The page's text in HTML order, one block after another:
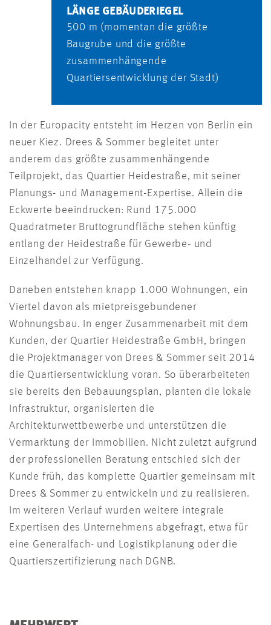
LÄNGE GEBÄUDERIEGEL
500 m (momentan die größte
Baugrube und die größte
zusammenhängende
Quartiersentwicklung der Stadt)
In der Europacity entsteht im Herzen von Berlin ein
neuer Kiez. Drees & Sommer begleitet unter
anderem das größte zusammenhängende
Teilprojekt, das Quartier Heidestraße, mit seiner
Planungs- und Management-Expertise. Allein die
Eckwerte beeindrucken: Rund 175.000
Quadratmeter Bruttogrundfläche stehen künftig
entlang der Heidestraße für Gewerbe- und
Einzelhandel zur Verfügung.
Daneben entstehen knapp 1.000 Wohnungen, ein
Viertel davon als mietpreisgebundener
Wohnungsbau. In enger Zusammenarbeit mit dem
Kunden, der Quartier Heidestraße GmbH, bringen
die Projektmanager von Drees & Sommer seit 2014
die Quartiersentwicklung voran. So überarbeiteten
sie bereits den Bebauungsplan, planten die lokale
Infrastruktur, organisierten die
Architekturwettbewerbe und unterstützen die
Vermarktung der Immobilien. Nicht zuletzt aufgrund
der professionellen Beratung entschied sich der
Kunde früh, das komplette Quartier gemeinsam mit
Drees & Sommer zu entwickeln und zu realisieren.
Im weiteren Verlauf wurden weitere integrale
Expertisen des Unternehmens abgefragt, etwa für
eine Generalfach- und Logistikplanung oder die
Quartierszertifizierung nach DGNB.